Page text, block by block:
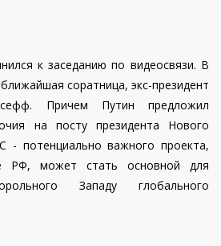
к заседанию по видеосвязи. В
соратница, экс-президент
Причем Путин предложил
на посту президента Нового
- потенциально важного проекта,
РФ, может стать основной для
Западу глобального